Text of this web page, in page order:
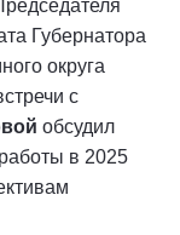
Губернатора
округа
с
обсудил
в 2025